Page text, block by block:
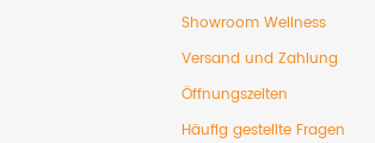
Showroom Wellness
Versand und Zahlung
Öffnungszeiten
Häufig gestellte Fragen